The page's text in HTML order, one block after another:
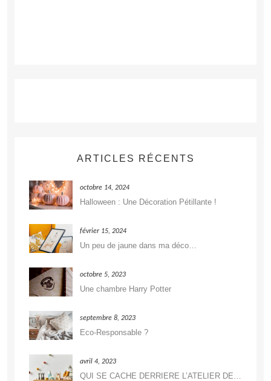
ARTICLES RÉCENTS
octobre 14, 2024
Halloween : Une Décoration Pétillante !
février 15, 2024
Un peu de jaune dans ma déco…
octobre 5, 2023
Une chambre Harry Potter
septembre 8, 2023
Eco-Responsable ?
avril 4, 2023
QUI SE CACHE DERRIERE L’ATELIER DE DÉCORATION ?